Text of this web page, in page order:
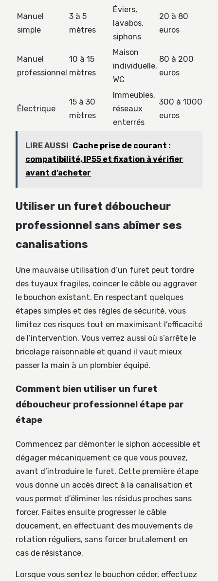
Manuel
simple
3 à 5
mètres
Éviers,
lavabos,
siphons
20 à 80
euros
Manuel
professionnel
10 à 15
mètres
Maison
individuelle,
WC
80 à 200
euros
Électrique
15 à 30
mètres
Immeubles,
réseaux
enterrés
300 à 1000
euros
LIRE AUSSI Cache prise de courant :
compatibilité, IP55 et fixation à vérifier
avant d’acheter
Utiliser un furet déboucheur
professionnel sans abîmer ses
canalisations
Une mauvaise utilisation d’un furet peut tordre
des tuyaux fragiles, coincer le câble ou aggraver
le bouchon existant. En respectant quelques
étapes simples et des règles de sécurité, vous
limitez ces risques tout en maximisant l’efficacité
de l’intervention. Vous verrez aussi où s’arrête le
bricolage raisonnable et quand il vaut mieux
passer la main à un plombier équipé.
Comment bien utiliser un furet
déboucheur professionnel étape par
étape
Commencez par démonter le siphon accessible et
dégager mécaniquement ce que vous pouvez,
avant d’introduire le furet. Cette première étape
vous donne un accès direct à la canalisation et
vous permet d’éliminer les résidus proches sans
forcer. Faites ensuite progresser le câble
doucement, en effectuant des mouvements de
rotation réguliers, sans forcer brutalement en
cas de résistance.
Lorsque vous sentez le bouchon céder, effectuez